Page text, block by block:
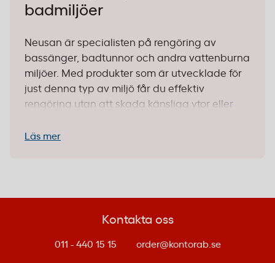
badmiljöer
Neusan är specialisten på rengöring av
bassänger, badtunnor och andra vattenburna
miljöer. Med produkter som är utvecklade för
just denna typ av miljö får du effektiv
rengöring utan att skada känsliga ytor eller
driver ett spa, gym eller hotell – eller har en
Varför välja Neusan?
Låg skumbildning:Neusans formula är
vatten. Det innebär att produkten inte
Läs mer
Kontakta oss
011 - 440 15 15 order@kontorab.se